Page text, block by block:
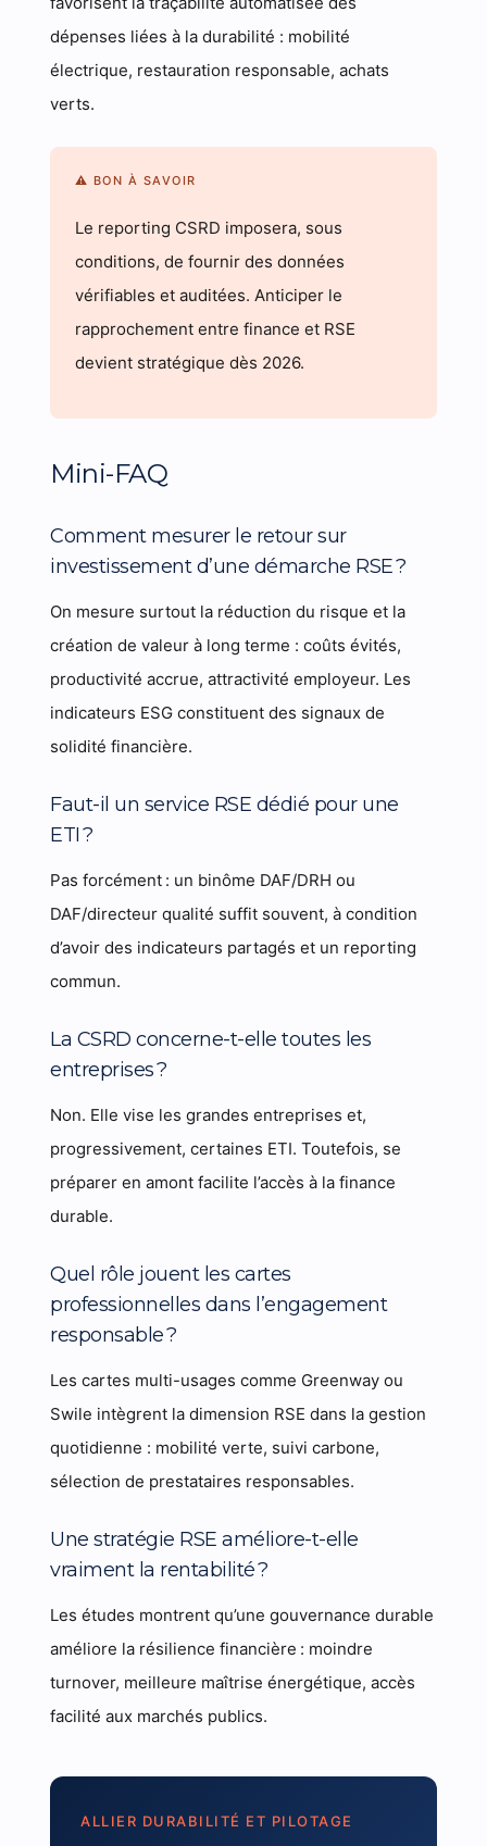
dépenses liées à la durabilité : mobilité
électrique, restauration responsable, achats
verts.
⚠ BON À SAVOIR
Le reporting CSRD imposera, sous
conditions, de fournir des données
vérifiables et auditées. Anticiper le
rapprochement entre finance et RSE
devient stratégique dès 2026.
Mini-FAQ
Comment mesurer le retour sur
investissement d’une démarche RSE ?
On mesure surtout la réduction du risque et la
création de valeur à long terme : coûts évités,
productivité accrue, attractivité employeur. Les
indicateurs ESG constituent des signaux de
solidité financière.
Faut-il un service RSE dédié pour une
ETI ?
Pas forcément : un binôme DAF/DRH ou
DAF/directeur qualité suffit souvent, à condition
d’avoir des indicateurs partagés et un reporting
commun.
La CSRD concerne-t-elle toutes les
entreprises ?
Non. Elle vise les grandes entreprises et,
progressivement, certaines ETI. Toutefois, se
préparer en amont facilite l’accès à la finance
durable.
Quel rôle jouent les cartes
professionnelles dans l’engagement
responsable ?
Les cartes multi-usages comme Greenway ou
Swile intègrent la dimension RSE dans la gestion
quotidienne : mobilité verte, suivi carbone,
sélection de prestataires responsables.
Une stratégie RSE améliore-t-elle
vraiment la rentabilité ?
Les études montrent qu’une gouvernance durable
améliore la résilience financière : moindre
turnover, meilleure maîtrise énergétique, accès
facilité aux marchés publics.
ALLIER DURABILITÉ ET PILOTAGE